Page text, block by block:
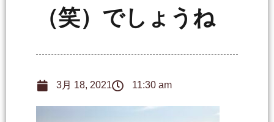
（笑）でしょうね
3月 18, 2021 11:30 am